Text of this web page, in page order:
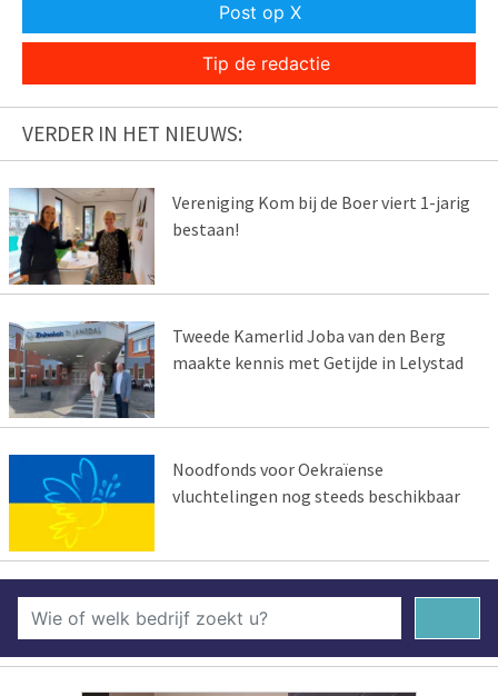
Post op X
Tip de redactie
VERDER IN HET NIEUWS:
Vereniging Kom bij de Boer viert 1-jarig
bestaan!
Tweede Kamerlid Joba van den Berg
maakte kennis met Getijde in Lelystad
Noodfonds voor Oekraïense
vluchtelingen nog steeds beschikbaar